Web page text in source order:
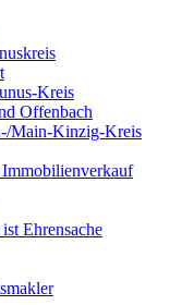
Kreis
Offenbach
Main-Kinzig-Kreis
Immobilienverkauf
Ehrensache